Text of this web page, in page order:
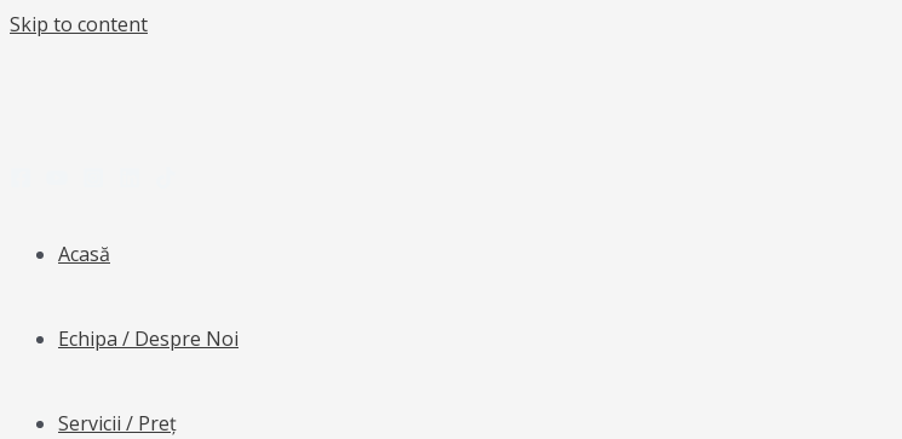
Skip to content
Acasă
Echipa / Despre Noi
Servicii / Preț